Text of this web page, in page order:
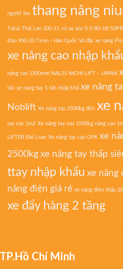
người 5m thang nâng
Tokai Thái Lan 300-15 vỏ xe xúc 0.5/80-18/10PR
Đào 900-20 Tiron - Hàn Quốc Vỏ đặc xe nâng
xe nâng cao nhập
nâng cao 1300mm NAL35 NICHI-LIFT – JAPAN
tấn xe nâng tay 5 tấn nhập khẩ xe nâng
Noblift Xe nâng tay 2500kg đức xe
tay cao 1m2 Xe nâng tay cao 1500kg nâng cao
LIFTER Đài Loan Xe nâng tay cao OPK xe
2500kg xe nâng tay thấp
ttay nhập khẩu xe nâng
nâng điện giá rẻ xe nâng điện thấp
xe đẩy hàng 2 tầng
TP.Hồ Chí Minh